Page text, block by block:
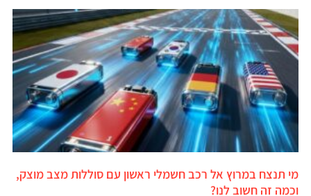
מי תנצח במרוץ אל רכב חשמלי ראשון עם סוללות מצב מוצק,
וכמה זה חשוב לנו?